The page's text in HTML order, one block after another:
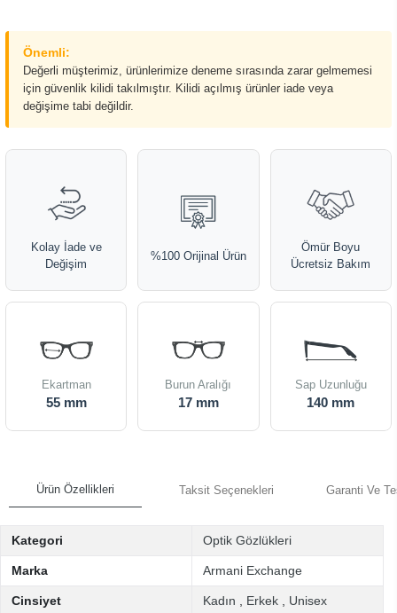
Önemli:
Değerli müşterimiz, ürünlerimize deneme sırasında zarar gelmemesi
için güvenlik kilidi takılmıştır. Kilidi açılmış ürünler iade veya
değişime tabi değildir.
Kolay İade ve
Değişim
%100 Orijinal Ürün
Ömür Boyu
Ücretsiz Bakım
Ekartman
55 mm
Burun Aralığı
17 mm
Sap Uzunluğu
140 mm
Ürün Özellikleri Taksit Seçenekleri Garanti Ve
Kategori Optik Gözlükleri
Marka Armani Exchange
Cinsiyet Kadın Erkek Unisex